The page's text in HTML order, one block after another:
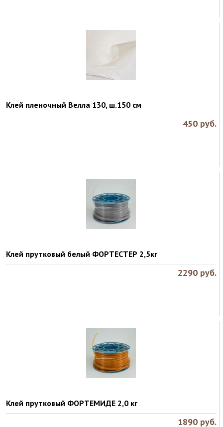
Клей пленочный Велла 130, ш.150 см
450 руб.
Клей прутковый белый ФОРТЕСТЕР 2,5кг
2290 руб.
Клей прутковый ФОРТЕМИДЕ 2,0 кг
1890 руб.